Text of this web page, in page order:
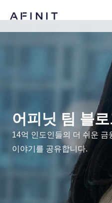
어피닛 팀 블
14억 인도인들의 더 쉬운 금
이야기를 공유합니다.